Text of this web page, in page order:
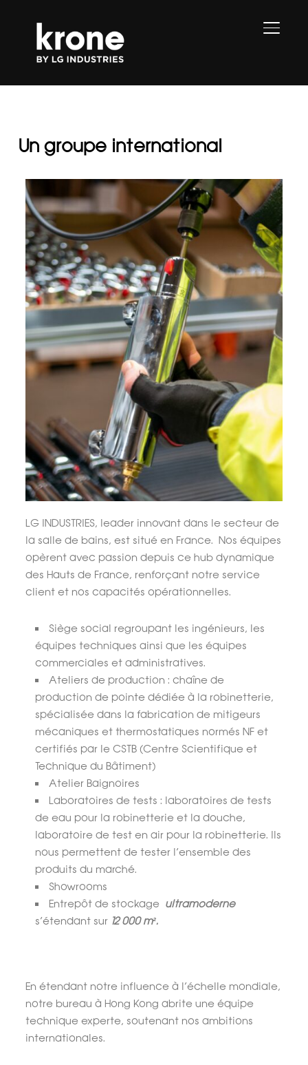
Un groupe international
LG INDUSTRIES, leader innovant dans le secteur de
la salle de bains, est situé en France. Nos équipes
opèrent avec passion depuis ce hub dynamique
des Hauts de France, renforçant notre service
client et nos capacités opérationnelles.
Siège social regroupant les ingénieurs, les
équipes techniques ainsi que les équipes
commerciales et administratives.
Ateliers de production : chaîne de
production de pointe dédiée à la robinetterie,
spécialisée dans la fabrication de mitigeurs
mécaniques et thermostatiques normés NF et
certifiés par le CSTB (Centre Scientifique et
Technique du Bâtiment)
Atelier Baignoires
Laboratoires de tests : laboratoires de tests
de eau pour la robinetterie et la douche,
laboratoire de test en air pour la robinetterie. Ils
nous permettent de tester l’ensemble des
produits du marché.
Showrooms
Entrepôt de stockageultramoderne
s’étendant sur 12 000 m².
En étendant notre influence à l’échelle mondiale,
notre bureau à Hong Kong abrite une équipe
technique experte, soutenant nos ambitions
internationales.